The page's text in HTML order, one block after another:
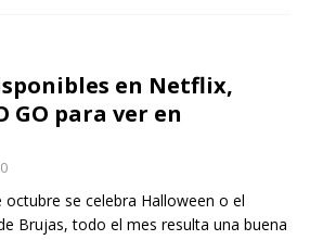
en Netflix,
GO para ver en
octubre se celebra Halloween o el
Brujas, todo el mes resulta una buena